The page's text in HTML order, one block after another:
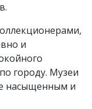
и
городу. Музеи
насыщенным и